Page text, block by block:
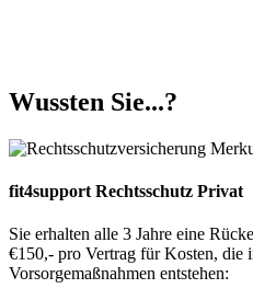
Wussten Sie...?
fit4support Rechtsschutz Privat
Sie erhalten alle 3 Jahre eine
€150,- pro Vertrag für Kosten, die
Vorsorgemaßnahmen entstehen: